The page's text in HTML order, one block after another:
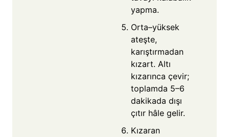
yapma.
Orta–yüksek
ateşte,
karıştırmadan
kızart. Altı
kızarınca çevir;
toplamda 5–6
dakikada dışı
çıtır hâle gelir.
Kızaran